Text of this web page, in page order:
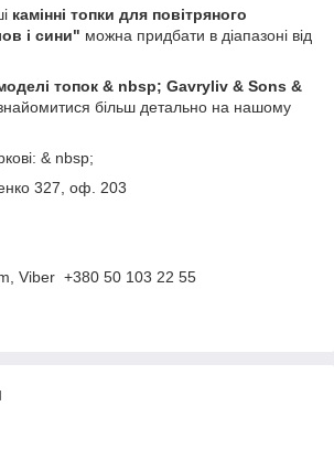
камінні топки для повітряного
і сини" можна придбати в діапазоні від
топок & nbsp; Gavryliv & Sons &
більш детально на нашому
& nbsp;
327, оф. 203
Viber +380 50 103 22 55